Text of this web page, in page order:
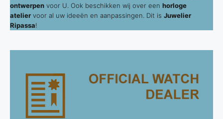
ontwerpen voor U. Ook beschikken wij over een horloge
atelier voor al uw ideeën en aanpassingen. Dit is Juwelier
Ripassa!